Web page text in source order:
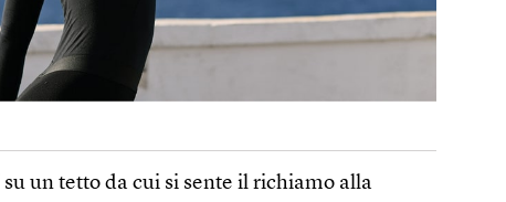
su un tetto da cui si sente il richiamo alla